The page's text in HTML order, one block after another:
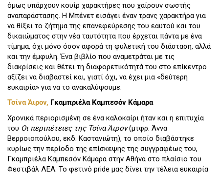
όμως υπάρχουν κουίρ χαρακτήρες που χαίρουν σωστής
αναπαράστασης. Η Μπένετ εισάγει έναν τρανς χαρακτήρα για
να θίξει το ζήτημα της επανεφεύρεσης του εαυτού και του
δικαιώματος στην νέα ταυτότητα που έρχεται πάντα με ένα
τίμημα, όχι μόνο όσον αφορά τη φυλετική του διάσταση, αλλά
και την έμφυλη. Ένα βιβλίο που αναμετράται με τις
διακρίσεις και θέτει τη διαφορετικότητά του στο επίκεντρο
αξίζει να διαβαστεί και, γιατί όχι, να έχει μια «δεύτερη
ευκαιρία» για να το ανακαλύψουμε.
Τσίνα Άιρον, Γκαμπριέλα Καμπεσόν Κάμαρα
Χρονικά περιορισμένη σε ένα καλοκαίρι ήταν και η επιτυχία
του Οι περιπέτειες της Τσίνα Άιρον(μτφρ. Άννα
Βερροιοπούλου, εκδ. Καστανιώτη), το οποίο διαβάστηκε
κυρίως την περίοδο της επίσκεψης της συγγραφέως του,
Γκαμπριέλα Καμπεσόν Κάμαρα στην Αθήνα στο πλαίσιο του
Φεστιβάλ ΛΕΑ. Το φετινό pride μας δίνει την τέλεια ευκαιρία